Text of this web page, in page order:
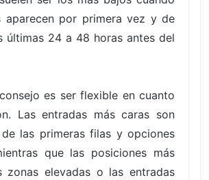
aparecen por primera vez y de
últimas 24 a 48 horas antes del
es ser flexible en cuanto
Las entradas más caras son
las primeras filas y opciones
que las posiciones más
zonas elevadas o las entradas